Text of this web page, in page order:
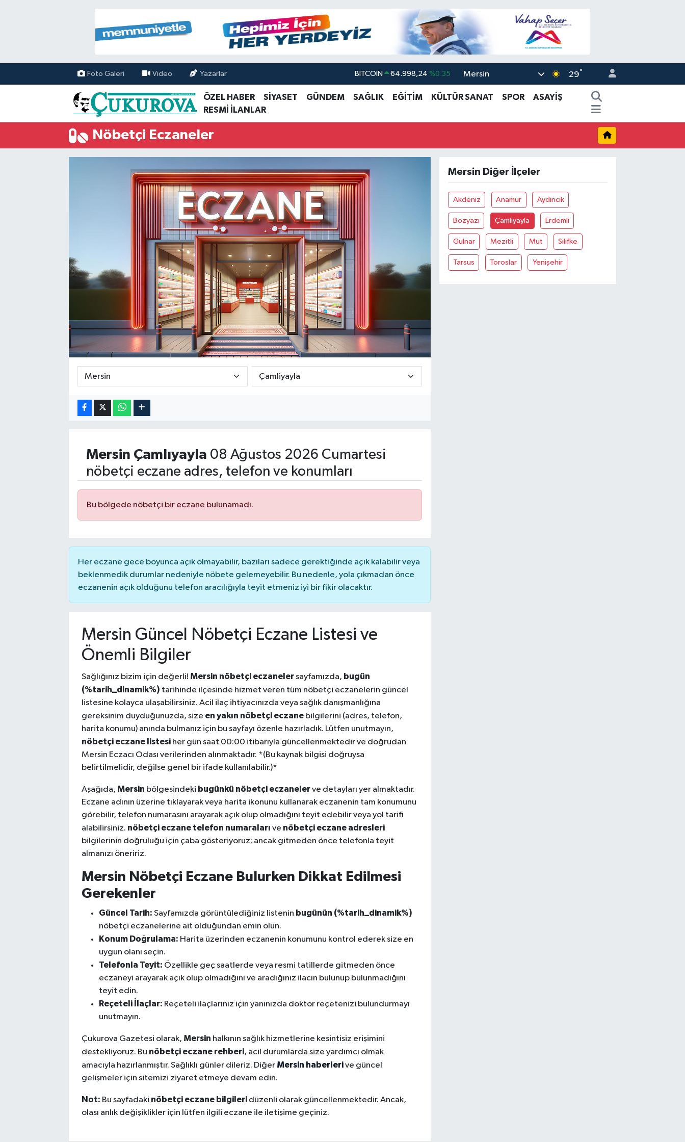
Foto Galeri Video Yazarlar BITCOIN 64.998,24 %0.35
DOLAR 47,7436 %0.18
GRAM ALTIN 6660.55 %0.03
Mersin 29°
ÖZEL HABER SİYASET GÜNDEM SAĞLIK EĞİTİM KÜLTÜR SANAT SPOR
ASAYİŞ
RESMİ İLANLAR
Nöbetçi Eczaneler
Mersin Çamlıyayla 08 Ağustos 2026 Cumartesi
nöbetçi eczane adres, telefon ve konumları
Bu bölgede nöbetçi bir eczane bulunamadı.
Her eczane gece boyunca açık olmayabilir, bazıları sadece gerektiğinde açık kalabilir veya
beklenmedik durumlar nedeniyle nöbete gelemeyebilir. Bu nedenle, yola çıkmadan önce
eczanenin açık olduğunu telefon aracılığıyla teyit etmeniz iyi bir fikir olacaktır.
Mersin Güncel Nöbetçi Eczane Listesi ve
Önemli Bilgiler
Sağlığınız bizim için değerli! Mersin nöbetçi eczanelersayfamızda, bugün
(%tarih_dinamik%) tarihinde ilçesinde hizmet veren tüm nöbetçi eczanelerin güncel
listesine kolayca ulaşabilirsiniz. Acil ilaç ihtiyacınızda veya sağlık danışmanlığına
gereksinim duyduğunuzda, size en yakın nöbetçi eczane bilgilerini (adres, telefon,
harita konumu) anında bulmanız için bu sayfayı özenle hazırladık. Lütfen unutmayın,
nöbetçi eczane listesi her gün saat 00:00 itibarıyla güncellenmektedir ve doğrudan
Mersin Eczacı Odası verilerinden alınmaktadır. *(Bu kaynak bilgisi doğruysa
belirtilmelidir, değilse genel bir ifade kullanılabilir.)*
Aşağıda, Mersin bölgesindeki bugünkü nöbetçi eczanelerve detayları yer almaktadır.
Eczane adının üzerine tıklayarak veya harita ikonunu kullanarak eczanenin tam konumunu
görebilir, telefon numarasını arayarak açık olup olmadığını teyit edebilir veya yol tarifi
alabilirsiniz. nöbetçi eczane telefon numaraları ve nöbetçi eczane adresleri
bilgilerinin doğruluğu için çaba gösteriyoruz; ancak gitmeden önce telefonla teyit
almanızı öneririz.
Mersin Nöbetçi Eczane Bulurken Dikkat Edilmesi
Gerekenler
Güncel Tarih: Sayfamızda görüntülediğiniz listenin bugünün (%tarih_dinamik%)
nöbetçi eczanelerine ait olduğundan emin olun.
Konum Doğrulama: Harita üzerinden eczanenin konumunu kontrol ederek size en
uygun olanı seçin.
Telefonla Teyit: Özellikle geç saatlerde veya resmi tatillerde gitmeden önce
eczaneyi arayarak açık olup olmadığını ve aradığınız ilacın bulunup bulunmadığını
teyit edin.
Reçeteli İlaçlar: Reçeteli ilaçlarınız için yanınızda doktor reçetenizi bulundurmayı
unutmayın.
Çukurova Gazetesi olarak, Mersin halkının sağlık hizmetlerine kesintisiz erişimini
destekliyoruz. Bu nöbetçi eczane rehberi, acil durumlarda size yardımcı olmak
amacıyla hazırlanmıştır. Sağlıklı günler dileriz. Diğer Mersin haberlerive güncel
gelişmeler için sitemizi ziyaret etmeye devam edin.
Not: Bu sayfadaki nöbetçi eczane bilgileri düzenli olarak güncellenmektedir. Ancak,
olası anlık değişiklikler için lütfen ilgili eczane ile iletişime geçiniz.
Mersin Diğer İlçeler
Akdeniz Anamur Aydincik
Bozyazi Çamliyayla Erdemli
Gülnar Mezitli Mut Silifke
Tarsus Toroslar Yenişehir
Mersin Nöbetçi Eczaneler
Mersin Hava Durumu
Mersin Namaz Vakitleri
Mersin Trafik Yoğunluk Haritası
Süper Lig Puan Durumu ve Fikstür